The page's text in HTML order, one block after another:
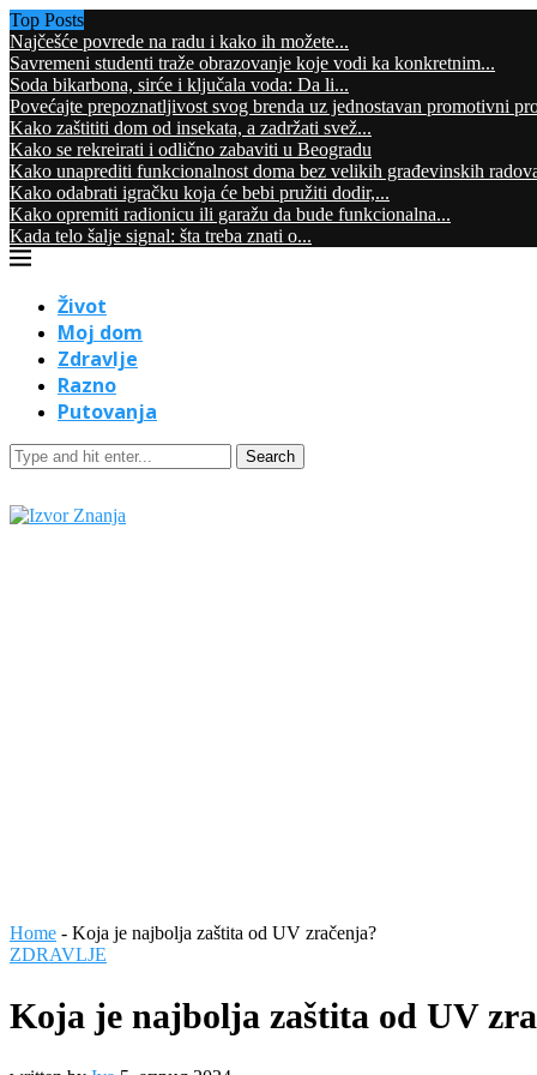
Top Posts
Najčešće povrede na radu i kako ih možete...
Savremeni studenti traže obrazovanje koje vodi ka konkretnim...
Soda bikarbona, sirće i ključala voda: Da li...
Povećajte prepoznatljivost svog brenda uz jednostavan promotivni
Kako zaštititi dom od insekata, a zadržati svež...
Kako se rekreirati i odlično zabaviti u Beogradu
Kako unaprediti funkcionalnost doma bez velikih građevinskih
Kako odabrati igračku koja će bebi pružiti dodir,...
Kako opremiti radionicu ili garažu da bude funkcionalna...
Kada telo šalje signal: šta treba znati o...
Život
Moj dom
Zdravlje
Razno
Putovanja
Search
Home - Koja je najbolja zaštita od UV zračenja?
ZDRAVLJE
Koja je najbolja zaštita od UV